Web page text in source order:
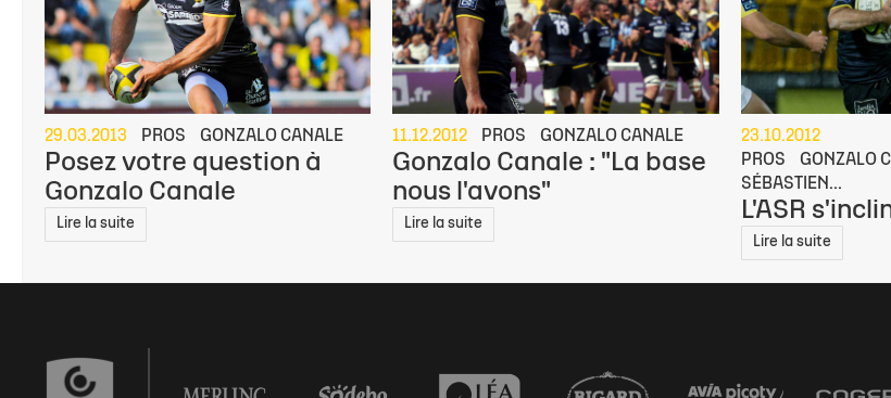
29.03.2013 PROS GONZALO CANALE
Posez votre question à
Gonzalo Canale
Lire la suite
11.12.2012 PROS GONZALO CANALE
Gonzalo Canale : "La base
nous l'avons"
Lire la suite
23.10.2012
PROS
GONZALO
SÉBASTIEN...
L'ASR
Lire la suite